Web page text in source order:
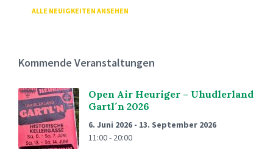
ALLE NEUIGKEITEN ANSEHEN
Kommende Veranstaltungen
Open Air Heuriger – Uhudlerland
Gartl´n 2026
6. Juni 2026 - 13. September 2026
11:00 - 20:00